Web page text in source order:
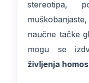
stereotipa,
naučne tačke
mogu se
življenja